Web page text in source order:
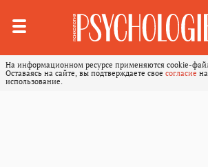
На информационном ресурсе применяются cookie-
Оставаясь на сайте, вы подтверждаете свое согласие
использование.